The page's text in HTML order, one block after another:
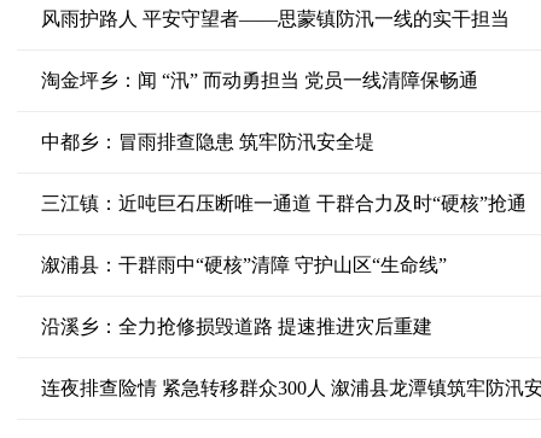
风雨护路人 平安守望者——思蒙镇防汛一线的实干担当
淘金坪乡：闻 “汛” 而动勇担当 党员一线清障保畅通
中都乡：冒雨排查隐患 筑牢防汛安全堤
三江镇：近吨巨石压断唯一通道 干群合力及时“硬核”抢通
溆浦县：干群雨中“硬核”清障 守护山区“生命线”
沿溪乡：全力抢修损毁道路 提速推进灾后重建
连夜排查险情 紧急转移群众300人 溆浦县龙潭镇筑牢防汛